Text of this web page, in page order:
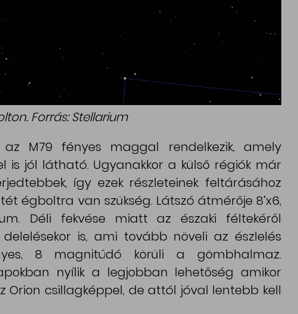
Forrás: Stellarium
az M79 fényes maggal rendelkezik, amely
is jól látható. Ugyanakkor a külső régiók már
így ezek részleteinek feltárásához
égboltra van szükség. Látszó átmérője 8’x6,
Déli fekvése miatt az északi féltekéről
is, ami tovább növeli az észlelés
8 magnitúdó körüli a gömbhalmaz.
nyílik a legjobban lehetőség amikor
Orion csillagképpel, de attól jóval lentebb kell